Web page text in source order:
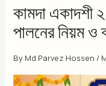
কামদা একাদশী
পালনের নিয়ম ও
By Md Parvez Hossen /